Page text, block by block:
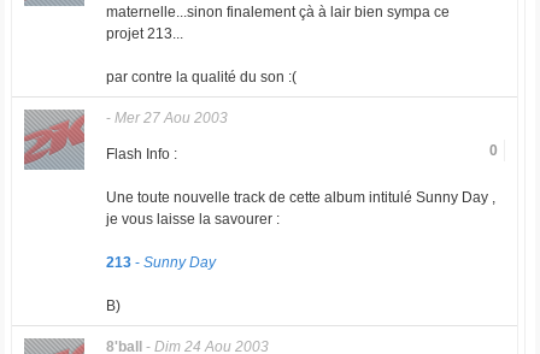
maternelle...sinon finalement çà à lair bien sympa ce
projet 213...
par contre la qualité du son :(
- Mer 27 Aou 2003
0
Flash Info :
Une toute nouvelle track de cette album intitulé Sunny Day ,
je vous laisse la savourer :
213- Sunny Day
B)
8'ball - Dim 24 Aou 2003